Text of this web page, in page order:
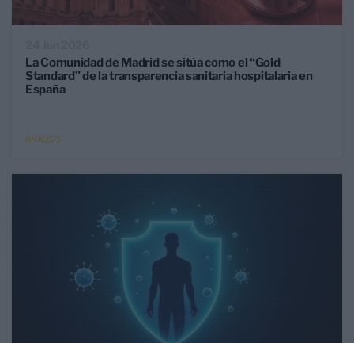
La Comunidad de Madrid se sitúa como el “Gold
Standard” de la transparencia sanitaria hospitalaria en
España
ANÁLISIS